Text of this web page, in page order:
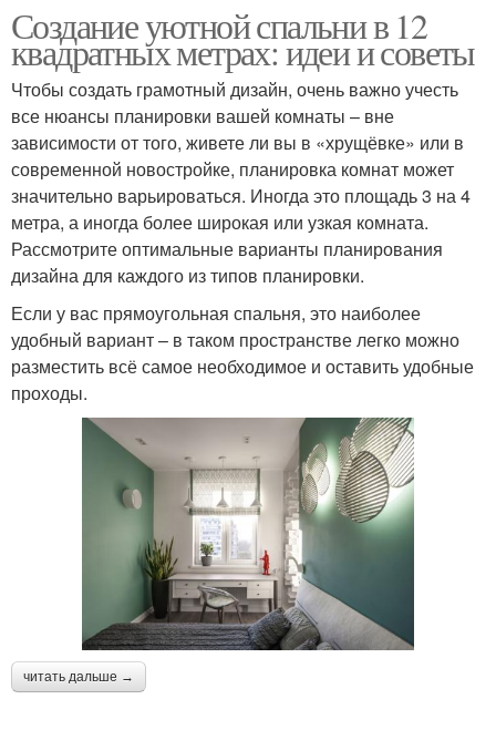
Создание уютной спальни в 12
квадратных метрах: идеи и советы
Чтобы создать грамотный дизайн, очень важно учесть
все нюансы планировки вашей комнаты – вне
зависимости от того, живете ли вы в «хрущёвке» или в
современной новостройке, планировка комнат может
значительно варьироваться. Иногда это площадь 3 на 4
метра, а иногда более широкая или узкая комната.
Рассмотрите оптимальные варианты планирования
дизайна для каждого из типов планировки.
Если у вас прямоугольная спальня, это наиболее
удобный вариант – в таком пространстве легко можно
разместить всё самое необходимое и оставить удобные
проходы.
читать дальше →